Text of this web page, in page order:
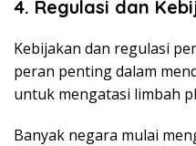
4. Regulasi dan
Kebijakan dan regulasi
peran penting dalam
untuk mengatasi limbah
Banyak negara mulai